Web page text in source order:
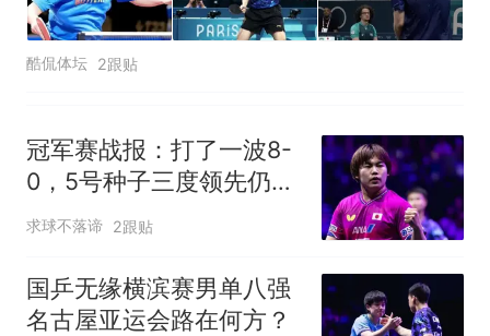
酷侃体坛 2跟贴
冠军赛战报：打了一波8-
0，5号种子三度领先仍惨
遭大逆转无缘四强
求球不落谛 2跟贴
国乒无缘横滨赛男单八强
名古屋亚运会路在何方？